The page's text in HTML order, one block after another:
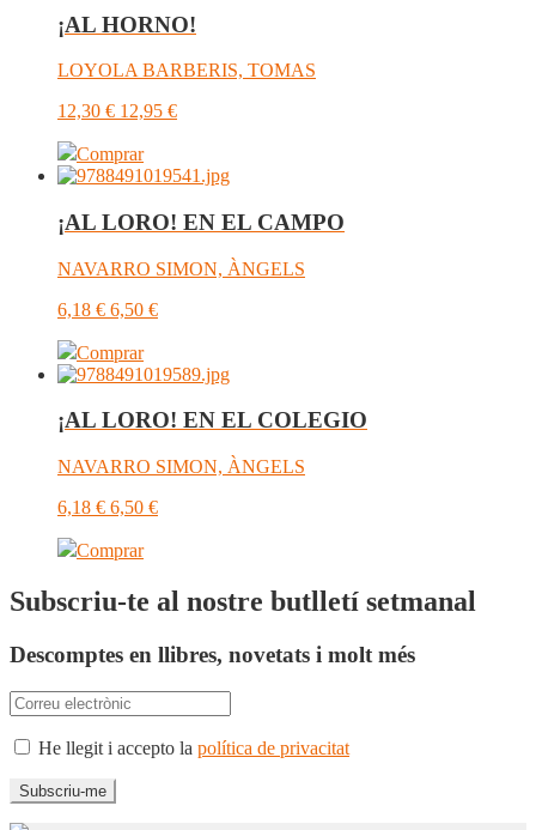
¡AL HORNO!
LOYOLA BARBERIS, TOMAS
12,30 € 12,95 €
Comprar
¡AL LORO! EN EL CAMPO
NAVARRO SIMON, ÀNGELS
6,18 € 6,50 €
Comprar
¡AL LORO! EN EL COLEGIO
NAVARRO SIMON, ÀNGELS
6,18 € 6,50 €
Comprar
Subscriu-te al nostre butlletí setmanal
Descomptes en llibres, novetats i molt més
He llegit i accepto la política de privacitat